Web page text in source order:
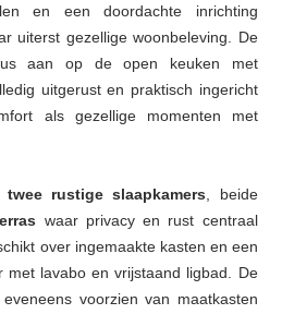
en een doordachte inrichting
uiterst gezellige woonbeleving. De
aan op de open keuken met
uitgerust en praktisch ingericht
als gezellige momenten met
twee rustige slaapkamers , beide
waar privacy en rust centraal
over ingemaakte kasten en een
met lavabo en vrijstaand ligbad. De
voorzien van maatkasten